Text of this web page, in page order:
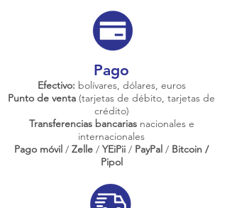
Pago
Efectivo: bolívares, dólares, euros
Punto de venta (tarjetas de débito, tarjetas de
crédito)
Transferencias bancariasnacionales e
internacionales
Pago móvil / Zelle / YEiPii / PayPal / Bitcoin /
Pipol